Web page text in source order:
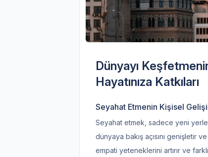
Dünyayı
Hayatınıza Katkıları
Seyahat Etmenin Kişisel
Seyahat etmek, sadece yeni yerler
dünyaya bakış açısını genişletir
empati yeteneklerini artırır ve